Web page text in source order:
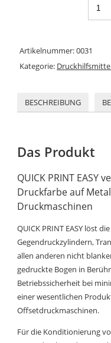
Artikelnummer:0031
Kategorie:
BESCHREIBUNG
Das Produkt
QUICK PRINT EASY
Druckfarbe auf
Druckmaschinen
QUICK PRINT EASY löst
Gegendruckzylindern,
allen anderen nicht
gedruckte Bogen in
Betriebssicherheit bei
einer wesentlichen
Offsetdruckmaschinen.
Für die Konditionierung